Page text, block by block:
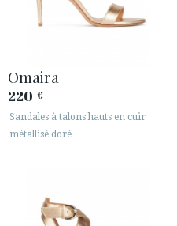
Omaira
220 €
Sandales à talons hauts en cuir
métallisé doré